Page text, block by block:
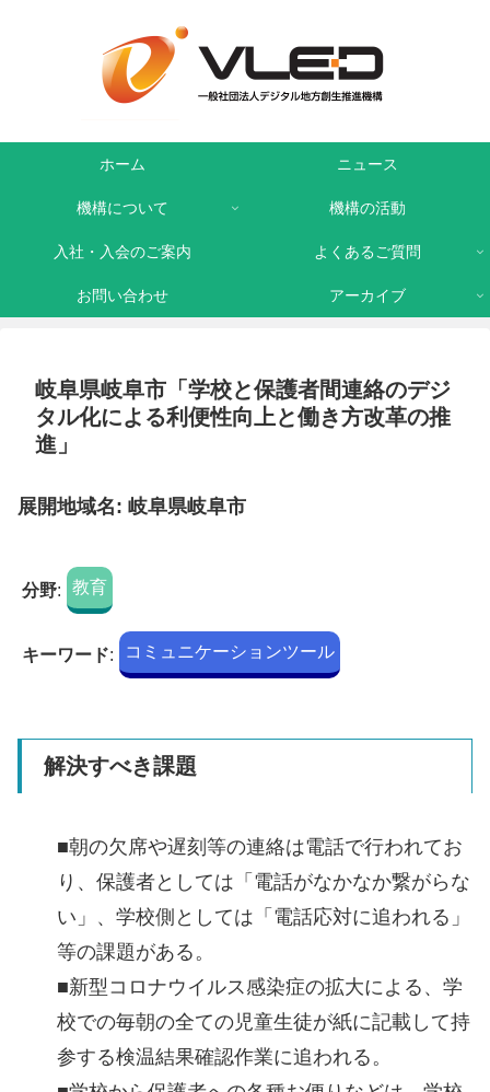
ホーム ニュース
機構について 機構の活動
入社・入会のご案内 よくあるご質問
お問い合わせ アーカイブ
岐阜県岐阜市「学校と保護者間連絡のデジ
タル化による利便性向上と働き方改革の推
進」
展開地域名: 岐阜県岐阜市
分野: 教育
キーワード: コミュニケーションツール
解決すべき課題
■朝の欠席や遅刻等の連絡は電話で行われてお
り、保護者としては「電話がなかなか繋がらな
い」、学校側としては「電話応対に追われる」
等の課題がある。
■新型コロナウイルス感染症の拡大による、学
校での毎朝の全ての児童生徒が紙に記載して持
参する検温結果確認作業に追われる。